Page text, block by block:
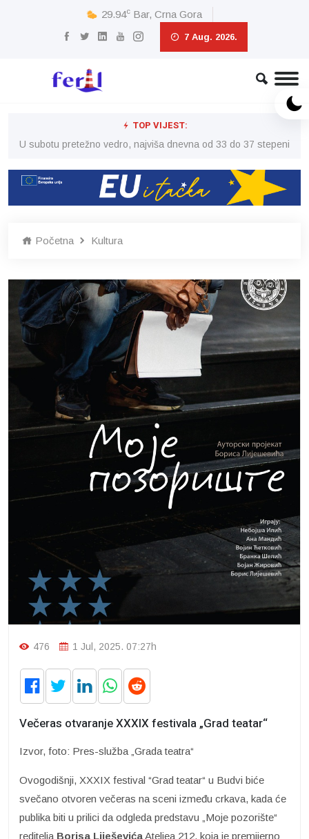
29.94c Bar, Crna Gora
7 Aug. 2026.
TOP VIJEST:
U subotu pretežno vedro, najviša dnevna od 33 do 37 stepeni
Početna Kultura
476 1 Jul, 2025. 07:27h
Večeras otvaranje XXXIX festivala „Grad teatar“
Izvor, foto: Pres-služba „Grada teatra“
Ovogodišnji, XXXIX festival “Grad teatar“ u Budvi biće
svečano otvoren večeras na sceni između crkava, kada će
publika biti u prilici da odgleda predstavu „Moje pozorište“
reditelja Borisa LiješevićaAteljea 212, koja je premijerno